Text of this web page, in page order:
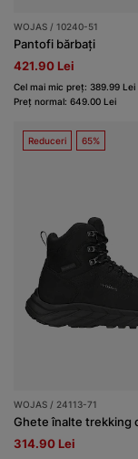
WOJAS / 10240-51
Pantofi bărbați
421.90 Lei
Cel mai mic preț: 389.99 Lei
Preț normal: 649.00 Lei
Reduceri 65%
WOJAS / 24113-71
314.90 Lei